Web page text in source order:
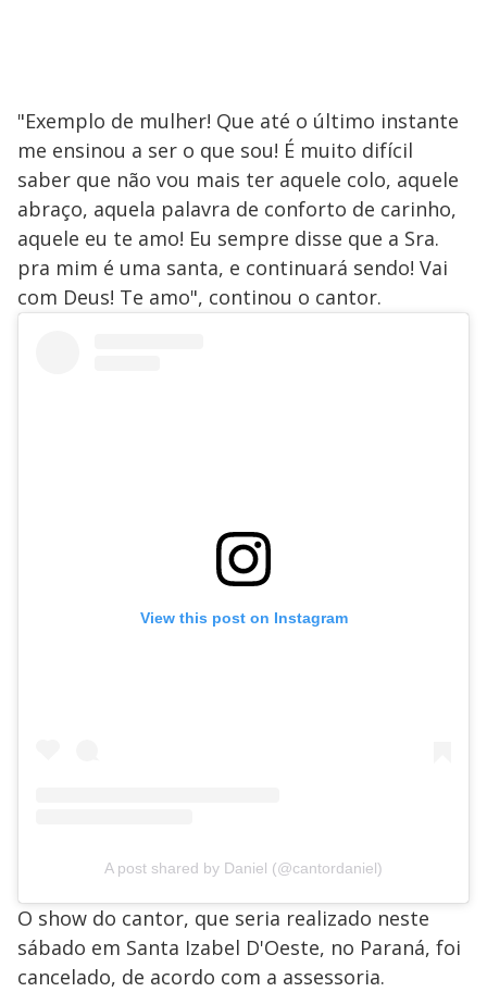
"Exemplo de mulher! Que até o último instante
me ensinou a ser o que sou! É muito difícil
saber que não vou mais ter aquele colo, aquele
abraço, aquela palavra de conforto de carinho,
aquele eu te amo! Eu sempre disse que a Sra.
pra mim é uma santa, e continuará sendo! Vai
com Deus! Te amo", continou o cantor.
View this post on Instagram
A post shared by Daniel (@cantordaniel)
O show do cantor, que seria realizado neste
sábado em Santa Izabel D'Oeste, no Paraná, foi
cancelado, de acordo com a assessoria.